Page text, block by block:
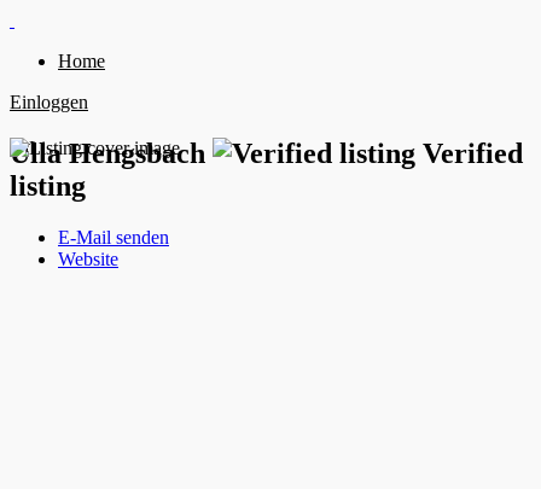
Home
Einloggen
Ulla Hengsbach
Verified
listing
E-Mail senden
Website